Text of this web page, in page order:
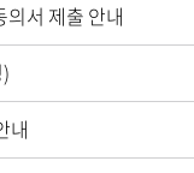
서 제출 안내
내